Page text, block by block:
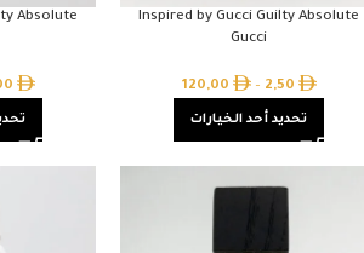
Inspired by Gucci Guilty Absolute
Gucci
2,50
–
120,00
تحديد أحد الخيارات
Absolute